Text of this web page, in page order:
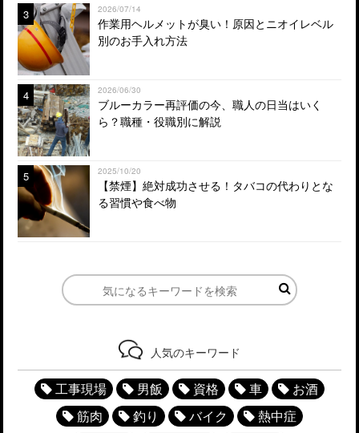
3 2026/07/14
作業用ヘルメットが臭い！原因とニオイレベル
別のお手入れ方法
4 2026/06/30
ブルーカラー再評価の今、職人の日当はいく
ら？職種・役職別に解説
5 2025/10/20
【禁煙】絶対成功させる！タバコの代わりとな
る習慣や食べ物
人気のキーワード
工事現場 男飯 資格 車
お酒
筋肉
釣り バイク
熱中症